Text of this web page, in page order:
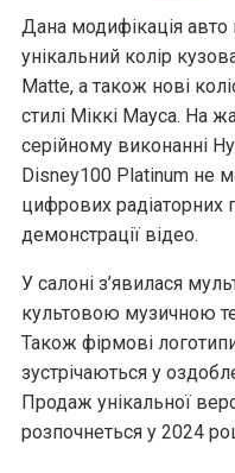
Дана модифікація авто
унікальний колір
Matte, а також нові
стилі Міккі Мауса. На
серійному виконанні
Disney100 Platinum не
цифрових радіаторних
демонстрації відео.
У салоні з’явилася
культовою музичною
Також фірмові
зустрічаються у
Продаж унікальної
розпочнеться у 2024